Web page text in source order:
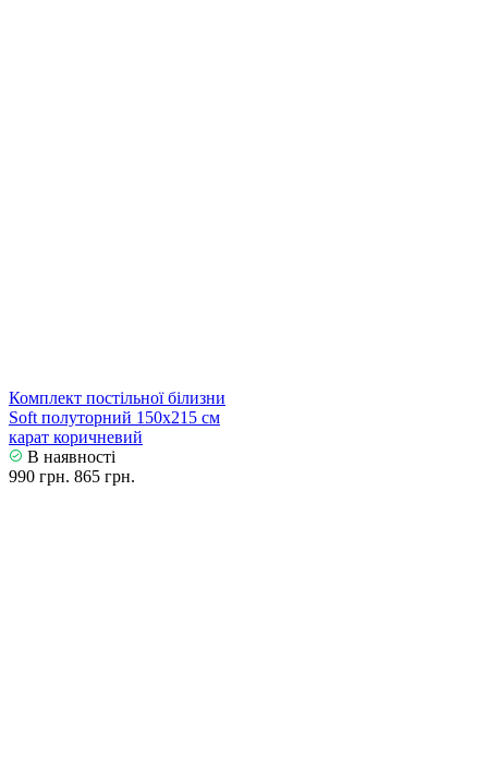
Комплект постільної білизни
Soft полуторний 150х215 см
карат коричневий
В наявності
990 грн. 865 грн.